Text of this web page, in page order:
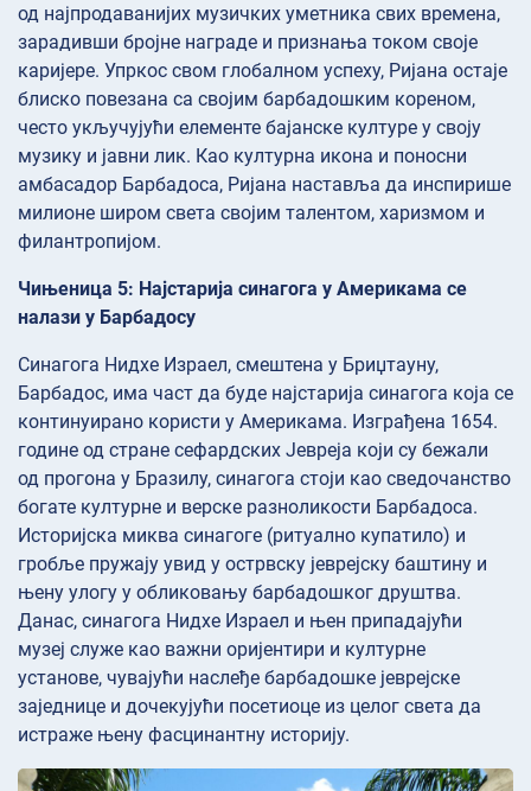
од најпродаванијих музичких уметника свих времена,
зарадивши бројне награде и признања током своје
каријере. Упркос свом глобалном успеху, Ријана остаје
блиско повезана са својим барбадошким кореном,
често укључујући елементе бајанске културе у своју
музику и јавни лик. Као културна икона и поносни
амбасадор Барбадоса, Ријана наставља да инспирише
милионе широм света својим талентом, харизмом и
филантропијом.
Чињеница 5: Најстарија синагога у Америкама се
налази у Барбадосу
Синагога Нидхе Израел, смештена у Бриџтауну,
Барбадос, има част да буде најстарија синагога која се
континуирано користи у Америкама. Изграђена 1654.
године од стране сефардских Јевреја који су бежали
од прогона у Бразилу, синагога стоји као сведочанство
богате културне и верске разноликости Барбадоса.
Историјска миква синагоге (ритуално купатило) и
гробље пружају увид у острвску јеврејску баштину и
њену улогу у обликовању барбадошког друштва.
Данас, синагога Нидхе Израел и њен припадајући
музеј служе као важни оријентири и културне
установе, чувајући наслеђе барбадошке јеврејске
заједнице и дочекујући посетиоце из целог света да
истраже њену фасцинантну историју.